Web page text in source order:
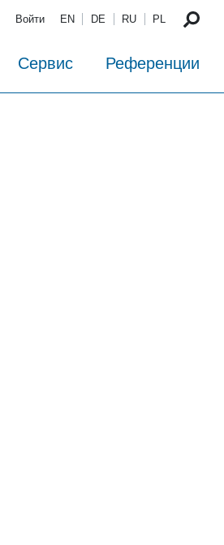
Войти EN DE RU PL
Сервис Референции